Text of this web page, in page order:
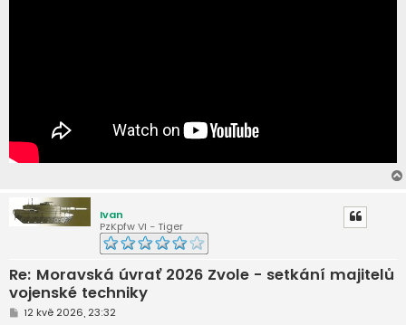
Ivan
PzKpfw VI - Tiger
Re: Moravská úvrať 2026 Zvole - setkání majitelů
vojenské techniky
P12 kvě 2026, 23:32